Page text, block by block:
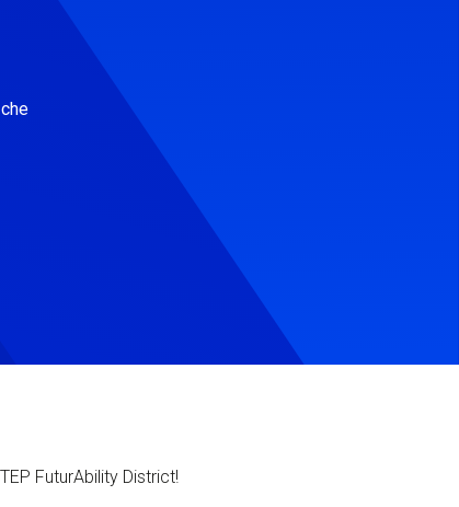
FuturAbility District!